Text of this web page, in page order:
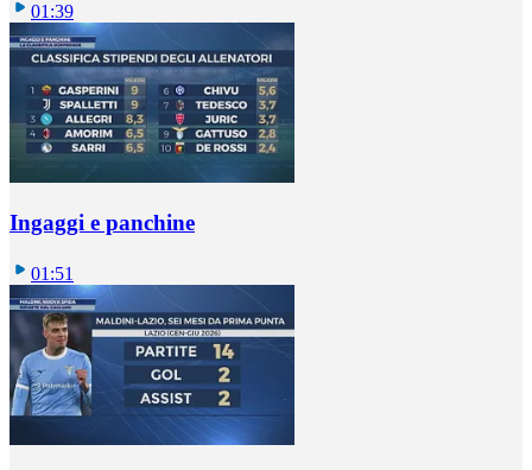
01:39
Ingaggi e panchine
01:51